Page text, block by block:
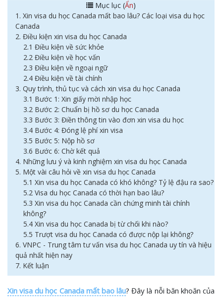
Mục lục (Ẩn)
1. Xin visa du học Canada mất bao lâu? Các loại visa du học
Canada
2. Điều kiện xin visa du học Canada​
2.1 Điều kiện về sức khỏe
2.2 Điều kiện về học vấn
2.3 Điều kiện về ngoại ngữ
2.4 Điều kiện về tài chính
3. Quy trình, thủ tục và cách xin visa du học Canada
3.1 Bước 1: Xin giấy mời nhập học
3.2 Bước 2: Chuẩn bị hồ sơ du học Canada
3.3 Bước 3: Điền thông tin vào đơn xin visa du học
3.4 Bước 4: Đóng lệ phí xin visa
3.5 Bước 5: Nộp hồ sơ
3.6 Bước 6: Chờ kết quả
4. Những lưu ý và kinh nghiệm xin visa du học Canada
5. Một vài câu hỏi về xin visa du học Canada
5.1 Xin visa du học Canada có khó không? Tỷ lệ đậu ra sao?
5.2 Visa du học Canada có thời hạn bao lâu?
5.3 Xin visa du học Canada cần chứng minh tài chính
không?
5.4 Xin visa du học Canada bị từ chối khi nào?
5.5 Trượt visa du học Canada có được nộp lại không?
6. VNPC - Trung tâm tư vấn visa du học Canada uy tín và hiệu
quả nhất hiện nay
7. Kết luận
Xin visa du học Canada mất bao lâu? Đây là nỗi băn khoăn của